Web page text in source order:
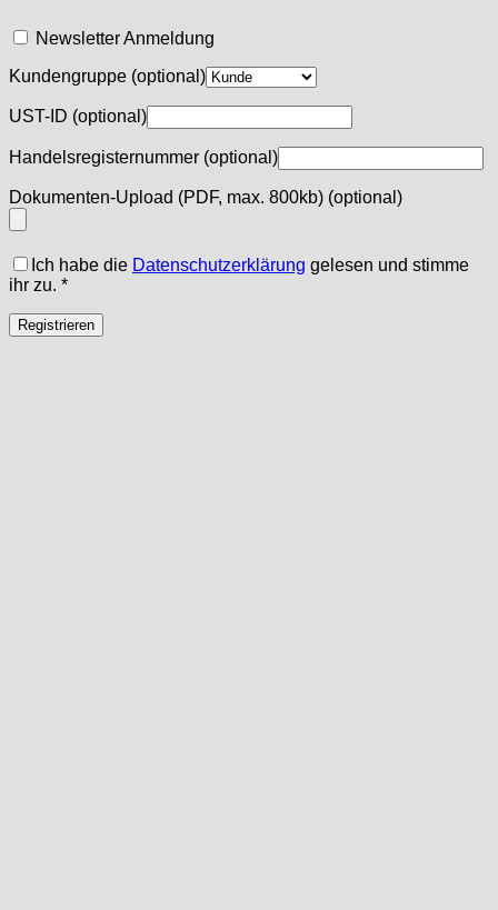
Newsletter Anmeldung
Kundengruppe (optional)
UST-ID (optional)
Handelsregisternummer (optional)
Dokumenten-Upload (PDF, max. 800kb) (optional)
Ich habe die Datenschutzerklärung gelesen und stimme
ihr zu. *
Registrieren